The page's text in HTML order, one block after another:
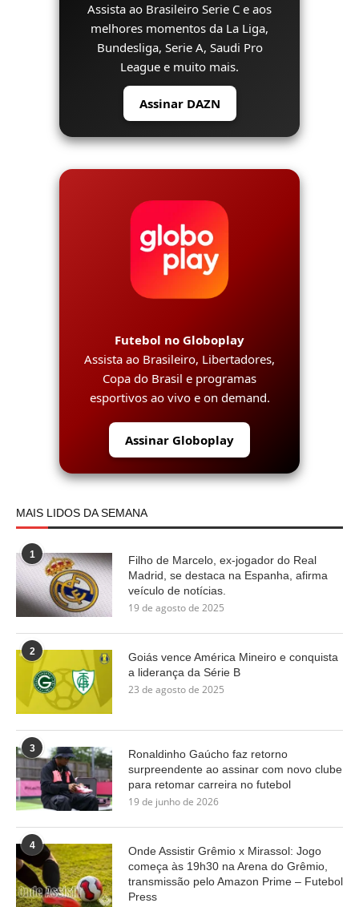
Assista ao Brasileiro Serie C e aos
melhores momentos da La Liga,
Bundesliga, Serie A, Saudi Pro
League e muito mais.
Assinar DAZN
Futebol no Globoplay
Assista ao Brasileiro, Libertadores,
Copa do Brasil e programas
esportivos ao vivo e on demand.
Assinar Globoplay
MAIS LIDOS DA SEMANA
1
Filho de Marcelo, ex-jogador do Real
Madrid, se destaca na Espanha, afirma
veículo de notícias.
19 de agosto de 2025
2
Goiás vence América Mineiro e conquista
a liderança da Série B
23 de agosto de 2025
3
Ronaldinho Gaúcho faz retorno
surpreendente ao assinar com novo clube
para retomar carreira no futebol
19 de junho de 2026
4
Onde Assistir Grêmio x Mirassol: Jogo
começa às 19h30 na Arena do Grêmio,
transmissão pelo Amazon Prime – Futebol
Press